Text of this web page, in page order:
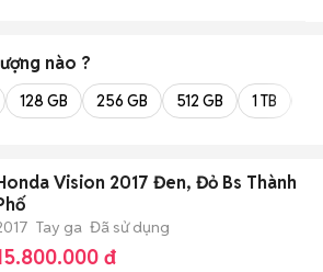
nào ?
128 GB 256 GB 512 GB 1 TB
Vision 2017 Đen, Đỏ Bs Thành
Tay ga Đã sử dụng
đ